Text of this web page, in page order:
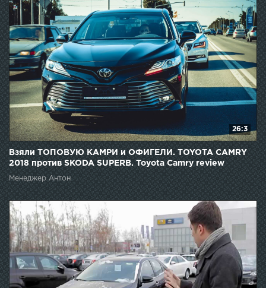
26:3
Взяли ТОПОВУЮ КАМРИ и ОФИГЕЛИ. TOYOTA CAMRY
2018 против SKODA SUPERB. Toyota Camry review
Менеджер Антон